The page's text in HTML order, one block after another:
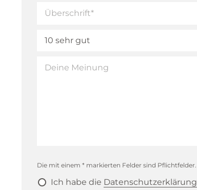
Die mit einem * markierten Felder sind Pflichtfelder.
Ich habe die Datenschutzerklärung